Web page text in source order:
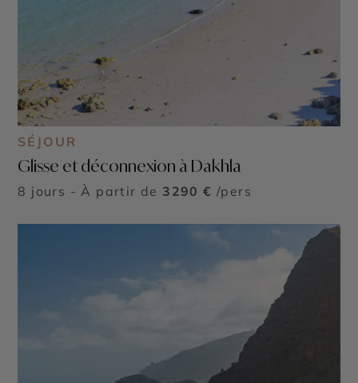
SÉJOUR
Glisse et déconnexion à Dakhla
8 jours - À partir de 3290 € /pers